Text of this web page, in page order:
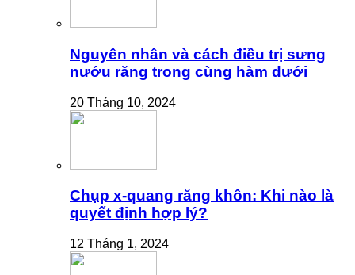
Nguyên nhân và cách điều trị sưng
nướu răng trong cùng hàm dưới
20 Tháng 10, 2024
Chụp x-quang răng khôn: Khi nào là
quyết định hợp lý?
12 Tháng 1, 2024